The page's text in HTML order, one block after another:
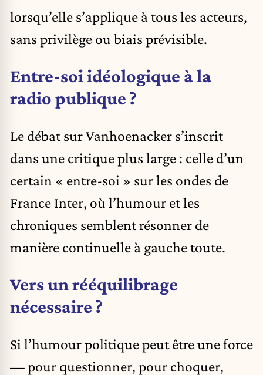
lorsqu’elle s’applique à tous les acteurs,
sans privilège ou biais prévisible.
Entre-soi idéologique à la
radio publique ?
Le débat sur Vanhoenacker s’inscrit
dans une critique plus large : celle d’un
certain « entre-soi » sur les ondes de
France Inter, où l’humour et les
chroniques semblent résonner de
manière continuelle à gauche toute.
Vers un rééquilibrage
nécessaire ?
Si l’humour politique peut être une force
— pour questionner, pour choquer,